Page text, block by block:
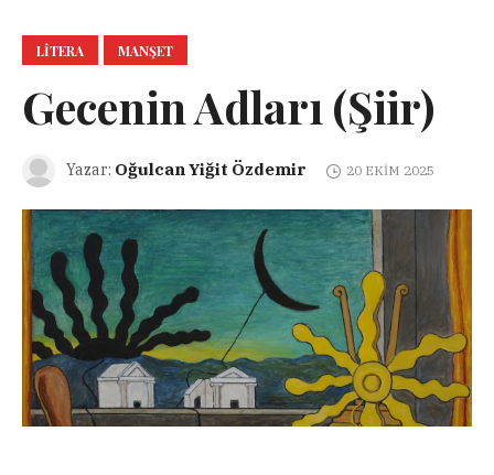
LITERA MANŞET
Gecenin Adları (Şiir)
Yazar: Oğulcan Yiğit Özdemir 20 EKIM 2025